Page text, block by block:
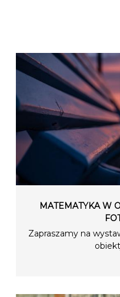
MATEMATYKA W
Zapraszamy na